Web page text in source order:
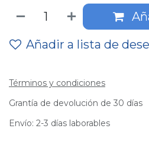
Añadir a lista de
Términos y condiciones
Grantía de devolución de 30 días
Envío: 2-3 días laborables